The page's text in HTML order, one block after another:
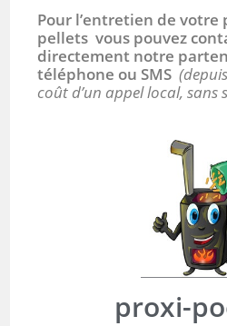
Pour l’entretien de votre
pellets vous pouvez
directement notre
téléphone ou SMS
coût d’un appel local, sans
proxi-